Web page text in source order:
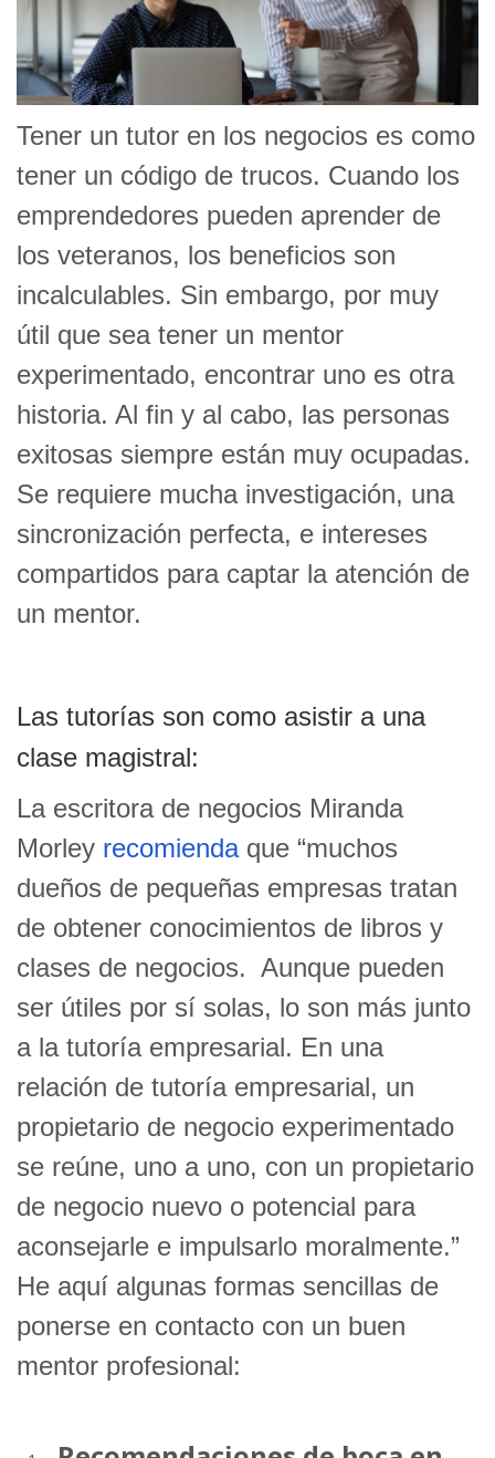
Tener un tutor en los negocios es como
tener un código de trucos. Cuando los
emprendedores pueden aprender de
los veteranos, los beneficios son
incalculables. Sin embargo, por muy
útil que sea tener un mentor
experimentado, encontrar uno es otra
historia. Al fin y al cabo, las personas
exitosas siempre están muy ocupadas.
Se requiere mucha investigación, una
sincronización perfecta, e intereses
compartidos para captar la atención de
un mentor.
Las tutorías son como asistir a una
clase magistral:
La escritora de negocios Miranda
Morley recomienda que “muchos
dueños de pequeñas empresas tratan
de obtener conocimientos de libros y
clases de negocios. Aunque pueden
ser útiles por sí solas, lo son más junto
a la tutoría empresarial. En una
relación de tutoría empresarial, un
propietario de negocio experimentado
se reúne, uno a uno, con un propietario
de negocio nuevo o potencial para
aconsejarle e impulsarlo moralmente.”
He aquí algunas formas sencillas de
ponerse en contacto con un buen
mentor profesional: